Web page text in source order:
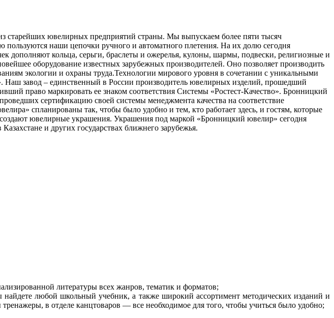
старейших ювелирных предприятий страны. Мы выпускаем более пяти тысяч
пользуются наши цепочки ручного и автоматного плетения. На их долю сегодня
кольца, серьги, браслеты и ожерелья, кулоны, шармы, подвески, религиозные и
оборудование известных зарубежных производителей. Оно позволяет производить
экологии и охраны труда.Технологии мирового уровня в сочетании с уникальными
Наш завод – единственный в России производитель ювелирных изделий, прошедший
маркировать ее знаком соответствия Системы «Ростест-Качество». Бронницкий
сертификацию своей системы менеджмента качества на соответствие
спланированы так, чтобы было удобно и тем, кто работает здесь, и гостям, которые
ювелирные украшения. Украшения под маркой «Бронницкий ювелир» сегодня
и других государствах ближнего зарубежья.
литературы всех жанров, тематик и форматов;
любой школьный учебник, а также широкий ассортимент методических изданий и
в отделе канцтоваров — все необходимое для того, чтобы учиться было удобно;